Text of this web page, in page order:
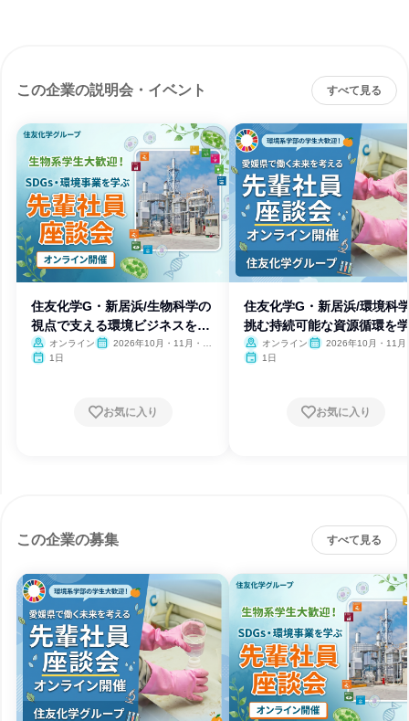
この企業の説明会・イベント すべて見る
住友化学G・新居浜/生物科学の
視点で支える環境ビジネスを学
ぶ
オンライン
2026年10月・11月・12
1日
お気に入り
住友化学G・新居浜/環境科
挑む持続可能な資源循環を
オンライン
2026年10月・11月
1日
お気に入り
この企業の募集 すべて見る